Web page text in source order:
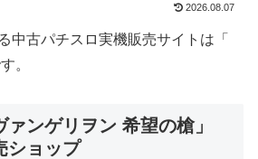
2026.08.07
中古パチスロ実機販売サイトは「
。
ンゲリヲン 希望の槍」
ショップ